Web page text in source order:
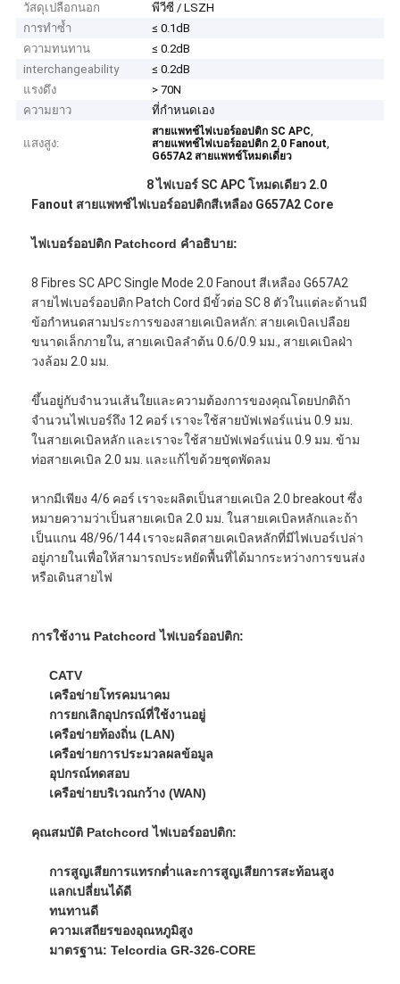
บ้าน
เกี่ยวกับเรา
วัสดุเปลือกนอก
พีวีซี / LSZH
การทำซ้ำ
≤ 0.1dB
ความทนทาน
≤ 0.2dB
interchangeability
≤ 0.2dB
แรงดึง
> 70N
ความยาว
ที่กำหนดเอง
แสงสูง:
สายแพทช์ไฟเบอร์ออปติก SC APC,
สายแพทช์ไฟเบอร์ออปติก 2.0 Fanout,
G657A2 สายแพทช์โหมดเดี่ยว
8 ไฟเบอร์ SC APC โหมดเดียว 2.0
Fanout สายแพทช์ไฟเบอร์ออปติกสีเหลือง G657A2 Core
ไฟเบอร์ออปติก Patchcord คำอธิบาย:
8 Fibres SC APC Single Mode 2.0 Fanout สีเหลือง G657A2
สายไฟเบอร์ออปติก Patch Cord มีขั้วต่อ SC 8 ตัวในแต่ละด้านมี
ข้อกำหนดสามประการของสายเคเบิลหลัก: สายเคเบิลเปลือย
ขนาดเล็กภายใน, สายเคเบิลลำต้น 0.6/0.9 มม., สายเคเบิลฝ่า
วงล้อม 2.0 มม.
ขึ้นอยู่กับจำนวนเส้นใยและความต้องการของคุณโดยปกติถ้า
จำนวนไฟเบอร์ถึง 12 คอร์ เราจะใช้สายบัฟเฟอร์แน่น 0.9 มม.
ในสายเคเบิลหลัก และเราจะใช้สายบัฟเฟอร์แน่น 0.9 มม. ข้าม
ท่อสายเคเบิล 2.0 มม. และแก้ไขด้วยชุดพัดลม
หากมีเพียง 4/6 คอร์ เราจะผลิตเป็นสายเคเบิล 2.0 breakout ซึ่ง
หมายความว่าเป็นสายเคเบิล 2.0 มม. ในสายเคเบิลหลักและถ้า
เป็นแกน 48/96/144 เราจะผลิตสายเคเบิลหลักที่มีไฟเบอร์เปล่า
อยู่ภายในเพื่อให้สามารถประหยัดพื้นที่ได้มากระหว่างการขนส่ง
หรือเดินสายไฟ
การใช้งาน Patchcord ไฟเบอร์ออปติก:
CATV
เครือข่ายโทรคมนาคม
การยกเลิกอุปกรณ์ที่ใช้งานอยู่
เครือข่ายท้องถิ่น (LAN)
เครือข่ายการประมวลผลข้อมูล
อุปกรณ์ทดสอบ
เครือข่ายบริเวณกว้าง (WAN)
คุณสมบัติ Patchcord ไฟเบอร์ออปติก:
การสูญเสียการแทรกต่ำและการสูญเสียการสะท้อนสูง
แลกเปลี่ยนได้ดี
ทนทานดี
ความเสถียรของอุณหภูมิสูง
มาตรฐาน: Telcordia GR-326-CORE